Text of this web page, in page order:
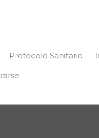
Protocolo Sanitario